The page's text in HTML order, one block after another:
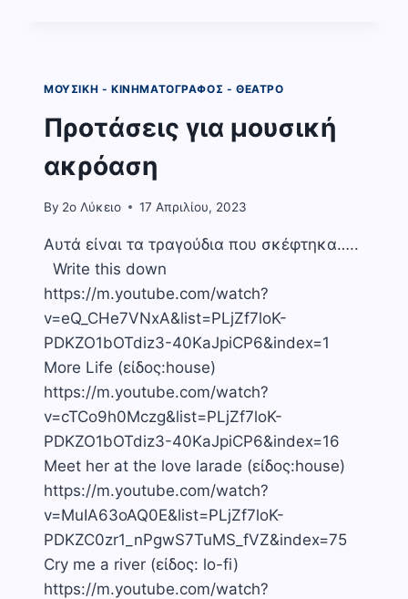
ΜΟΥΣΙΚΉ - ΚΙΝΗΜΑΤΟΓΡΆΦΟΣ - ΘΈΑΤΡΟ
Προτάσεις για μουσική
ακρόαση
By 2o Λύκειο 17 Απριλίου, 2023
Αυτά είναι τα τραγούδια που σκέφτηκα…..
Write this down
https://m.youtube.com/watch?
v=eQ_CHe7VNxA&list=PLjZf7loK-
PDKZO1bOTdiz3-40KaJpiCP6&index=1
More Life (είδος:house)
https://m.youtube.com/watch?
v=cTCo9h0Mczg&list=PLjZf7loK-
PDKZO1bOTdiz3-40KaJpiCP6&index=16
Meet her at the love larade (είδος:house)
https://m.youtube.com/watch?
v=MuIA63oAQ0E&list=PLjZf7loK-
PDKZC0zr1_nPgwS7TuMS_fVZ&index=75
Cry me a river (είδος: lo-fi)
https://m.youtube.com/watch?